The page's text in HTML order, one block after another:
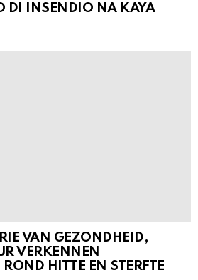
DI INSENDIO NA KAYA
VAN GEZONDHEID,
VERKENNEN
HITTE EN STERFTE